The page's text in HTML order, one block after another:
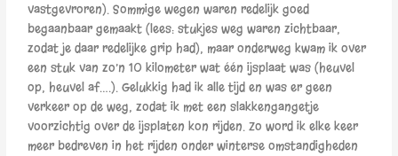
vastgevroren). Sommige wegen waren redelijk goed
begaanbaar gemaakt (lees: stukjes weg waren zichtbaar,
zodat je daar redelijke grip had), maar onderweg kwam ik over
een stuk van zo’n 10 kilometer wat één ijsplaat was (heuvel
op, heuvel af….). Gelukkig had ik alle tijd en was er geen
verkeer op de weg, zodat ik met een slakkengangetje
voorzichtig over de ijsplaten kon rijden. Zo word ik elke keer
meer bedreven in het rijden onder winterse omstandigheden